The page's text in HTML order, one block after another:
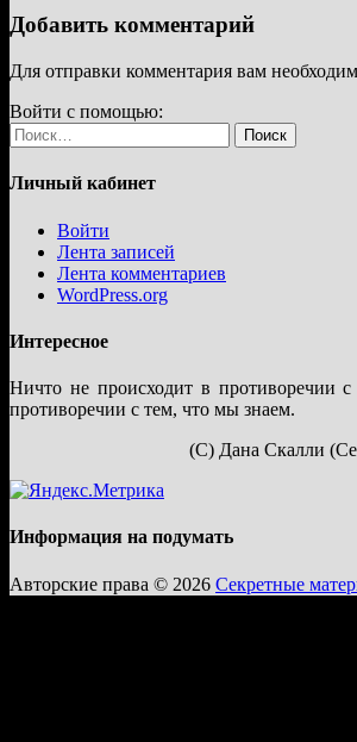
Добавить комментарий
Для отправки комментария вам
Войти с помощью:
Найти:
Личный кабинет
Войти
Лента записей
Лента комментариев
WordPress.org
Интересное
Ничто не происходит в противоречии с
противоречии с тем, что мы знаем.
(С) Дана Скалли
Информация на подумать
Авторские права © 2026 Секретные